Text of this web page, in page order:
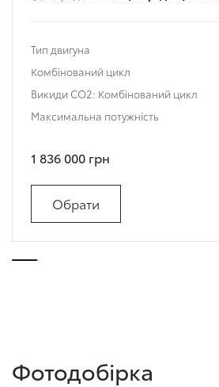
Тип двигуна
Комбінований цикл
Викиди СО2: Комбінований цикл
Максимальна потужність
1 836 000 грн
Обрати
Фотодобірка